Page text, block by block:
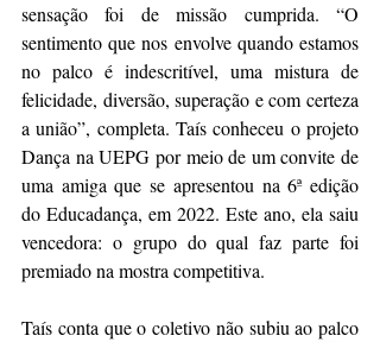
sensação foi de missão cumprida. “O
sentimento que nos envolve quando estamos
no palco é indescritível, uma mistura de
felicidade, diversão, superação e com certeza
a união”, completa. Taís conheceu o projeto
Dança na UEPG por meio de um convite de
uma amiga que se apresentou na 6ª edição
do Educadança, em 2022. Este ano, ela saiu
vencedora: o grupo do qual faz parte foi
premiado na mostra competitiva.
Taís conta que o coletivo não subiu ao palco